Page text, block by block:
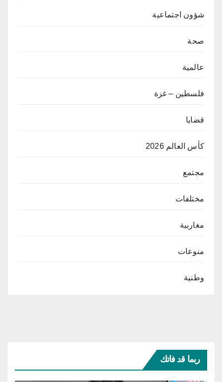
شؤون اجتماعية
صحة
عالمية
فلسطين – غزة
قضايا
كأس العالم 2026
مجتمع
مختلفات
مغاربية
منوعات
وطنية
ربما قد فاتك